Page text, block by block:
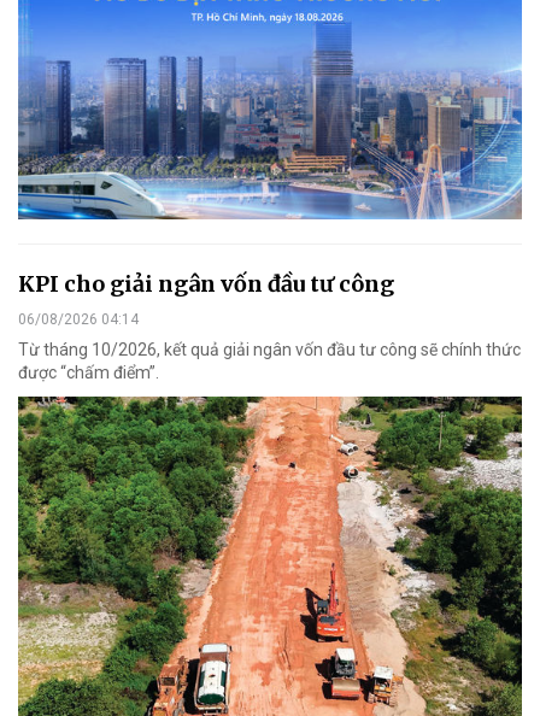
KPI cho giải ngân vốn đầu tư công
06/08/2026 04:14
Từ tháng 10/2026, kết quả giải ngân vốn đầu tư công sẽ chính thức
được “chấm điểm”.